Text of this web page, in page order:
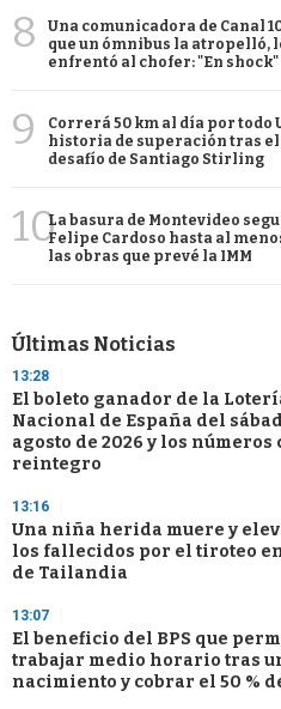
8
Una comunicadora de Canal
que un ómnibus la atropelló,
enfrentó al chofer: "En shock"
9
Correrá 50 km al día por todo
historia de superación tras el
desafío de Santiago Stirling
10La basura de Montevideo
Felipe Cardoso hasta al
las obras que prevé la IMM
Últimas Noticias
13:28
El boleto ganador de la
Nacional de España del
agosto de 2026 y los números
reintegro
13:16
Una niña herida muere y
los fallecidos por el tiroteo
de Tailandia
13:07
El beneficio del BPS que
trabajar medio horario tras
nacimiento y cobrar el 50 %